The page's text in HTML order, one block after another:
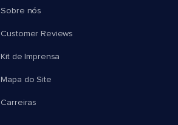
Sobre nós
Customer Reviews
Kit de Imprensa
Mapa do Site
Carreiras